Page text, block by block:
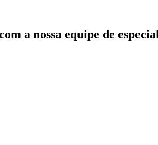
a nossa equipe de